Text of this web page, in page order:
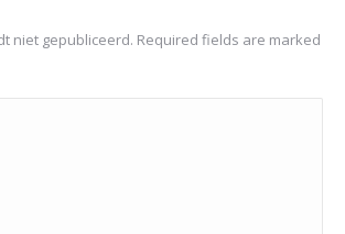
niet gepubliceerd. Required fields are marked